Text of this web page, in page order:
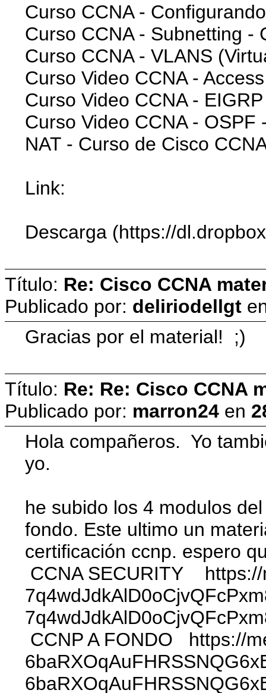
Curso CCNA -
Curso CCNA - Subnetting -
Curso CCNA - VLANS
Curso Video CCNA -
Curso Video CCNA -
Curso Video CCNA -
NAT - Curso de Cisco
Link:
Descarga (https://
Título: Re: Cisco CCNA
Publicado por: deliriodellgt
Gracias por el material! ;)
Título: Re: Re: Cisco CCNA
Publicado por: marron24 en
Hola compañeros. Yo
yo.
he subido los 4 modulos
fondo. Este ultimo un
certificación ccnp. espero
CCNA SECURITY https://
CCNP A FONDO https://